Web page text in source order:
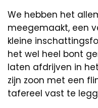
We hebben het
meegemaakt, een
kleine
het wel heel bont
laten afdrijven in
zijn zoon met een
tafereel vast te